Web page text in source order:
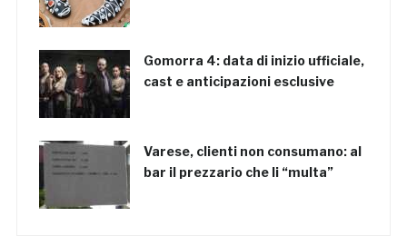
Gomorra 4: data di inizio ufficiale,
cast e anticipazioni esclusive
Varese, clienti non consumano: al
bar il prezzario che li “multa”